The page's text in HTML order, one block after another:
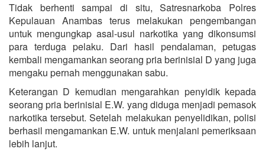
Tidak berhenti sampai di situ, Satresnarkoba Polres
Kepulauan Anambas terus melakukan pengembangan
untuk mengungkap asal-usul narkotika yang dikonsumsi
para terduga pelaku. Dari hasil pendalaman, petugas
kembali mengamankan seorang pria berinisial D yang juga
mengaku pernah menggunakan sabu.
Keterangan D kemudian mengarahkan penyidik kepada
seorang pria berinisial E.W. yang diduga menjadi pemasok
narkotika tersebut. Setelah melakukan penyelidikan, polisi
berhasil mengamankan E.W. untuk menjalani pemeriksaan
lebih lanjut.